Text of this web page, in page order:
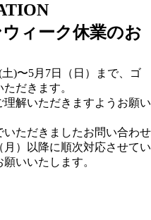
ィーク休業のお
)〜5月7日（日）まで、ゴ
だきます。
解いただきますようお願い
ただきましたお問い合わせ
月）以降に順次対応させてい
いいたします。